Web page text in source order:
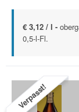
€ 3,12 / l -
0,5-l-Fl.
Verpasst!